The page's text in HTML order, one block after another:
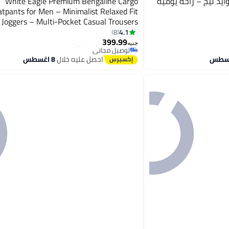
4
for Men – Minimalist Relaxed Fit
Joggers – Multi-Pocket Casual Trousers
4.1
8
جنيه399.99
#11 في بناطيل رجالية
أقل سعر في 7 يوم
توصيل مجاني
باقي 2 وحدات في المخزون
تم بيع +20 مؤخرًا
#11 في بناطيل رجالية
احصل عليه خلال8 اغسطس